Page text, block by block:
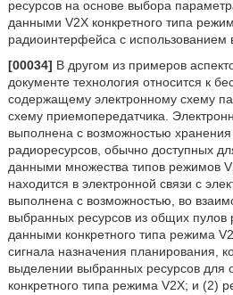
ресурсов на основе выбора
данными V2X конкретного типа
радиоинтерфейса с использованием
[00034] В другом из примеров
документе технология относится к
содержащему электронному схему
схему приемопередатчика.
выполнена с возможностью
радиоресурсов, обычно доступных
данными множества типов режимов
находится в электронной связи с
выполнена с возможностью, во
выбранных ресурсов из общих пулов
данными конкретного типа режима
сигнала назначения планирования,
выделении выбранных ресурсов
конкретного типа режима V2X; и (2)